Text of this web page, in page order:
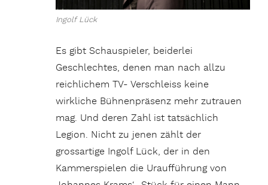
Ingolf Lück
Es gibt Schauspieler, beiderlei
Geschlechtes, denen man nach allzu
reichlichem TV- Verschleiss keine
wirkliche Bühnenpräsenz mehr zutrauen
mag. Und deren Zahl ist tatsächlich
Legion. Nicht zu jenen zählt der
grossartige Ingolf Lück, der in den
Kammerspielen die Uraufführung von